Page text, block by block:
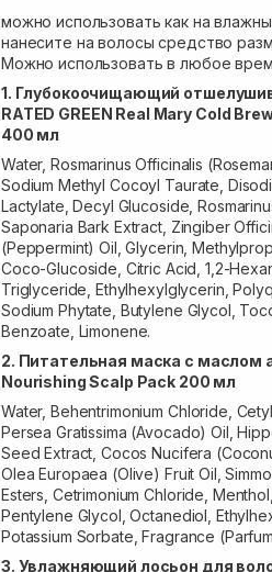
можно использовать как на
нанесите на волосы средство
Можно использовать в любое
1. Глубокоочищающий
RATED GREEN Real Mary Cold
400 мл
Water, Rosmarinus Officinalis
Sodium Methyl Cocoyl Taurate,
Lactylate, Decyl Glucoside,
Saponaria Bark Extract, Zingiber
(Peppermint) Oil, Glycerin,
Coco-Glucoside, Citric Acid, 1,2-
Triglyceride, Ethylhexylglycerin,
Sodium Phytate, Butylene Glycol,
Benzoate, Limonene.
2. Питательная маска с маслом
Nourishing Scalp Pack 200 мл
Water, Behentrimonium Chloride,
Persea Gratissima (Avocado) Oil,
Seed Extract, Cocos Nucifera
Olea Europaea (Olive) Fruit Oil,
Esters, Cetrimonium Chloride,
Pentylene Glycol, Octanediol,
Potassium Sorbate, Fragrance
3. Увлажняющий лосьон для